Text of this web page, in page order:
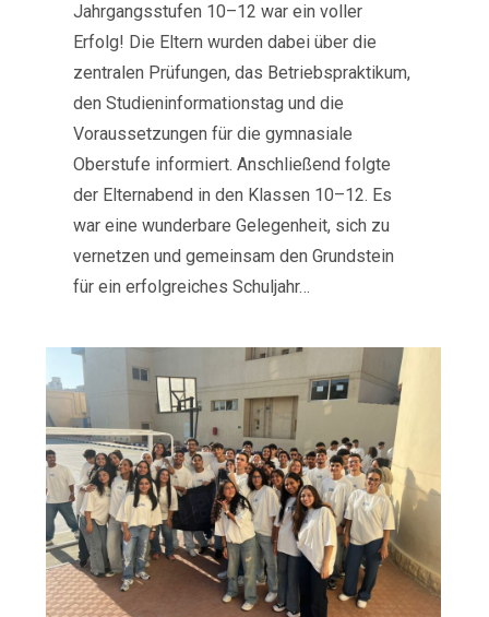
Jahrgangsstufen 10–12 war ein voller
Erfolg! Die Eltern wurden dabei über die
zentralen Prüfungen, das Betriebspraktikum,
den Studieninformationstag und die
Voraussetzungen für die gymnasiale
Oberstufe informiert. Anschließend folgte
der Elternabend in den Klassen 10–12. Es
war eine wunderbare Gelegenheit, sich zu
vernetzen und gemeinsam den Grundstein
für ein erfolgreiches Schuljahr…